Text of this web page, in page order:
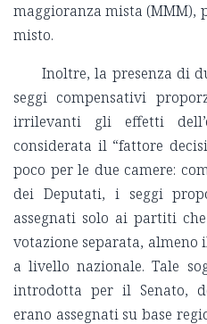
maggioranza mista (MMM),
misto.
Inoltre, la presenza di
seggi compensativi
irrilevanti gli effetti
considerata il “fattore
poco per le due camere:
dei Deputati, i seggi
assegnati solo ai partiti
votazione separata,
a livello nazionale. Tale
introdotta per il Senato,
erano assegnati su base